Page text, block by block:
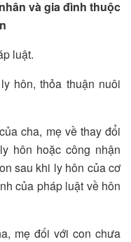
và gia đình thuộc
luật.
hôn, thỏa thuận nuôi
cha, mẹ về thay đổi
hôn hoặc công nhận
sau khi ly hôn của cơ
của pháp luật về hôn
mẹ đối với con chưa